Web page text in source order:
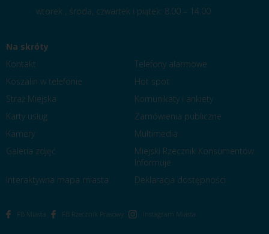
wtorek , środa, czwartek i piątek: 8.00 – 14.00
Na skróty
Kontakt
Telefony alarmowe
Koszalin w telefonie
Hot spot
Straż Miejska
Komunikaty i ankiety
Karty usług
Zamówienia publiczne
Kamery
Multimedia
Galeria zdjęć
Miejski Rzecznik Konsumentów
Informuje
Interaktywna mapa miasta
Deklaracja dostępności
FB Miasta FB Rzecznik Prasowy Instagram Miasta